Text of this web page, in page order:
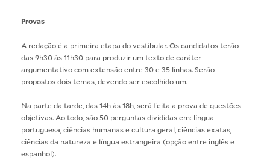
Provas
A redação é a primeira etapa do vestibular. Os candidatos terão
das 9h30 às 11h30 para produzir um texto de caráter
argumentativo com extensão entre 30 e 35 linhas. Serão
propostos dois temas, devendo ser escolhido um.
Na parte da tarde, das 14h às 18h, será feita a prova de questões
objetivas. Ao todo, são 50 perguntas divididas em: língua
portuguesa, ciências humanas e cultura geral, ciências exatas,
ciências da natureza e língua estrangeira (opção entre inglês e
espanhol).